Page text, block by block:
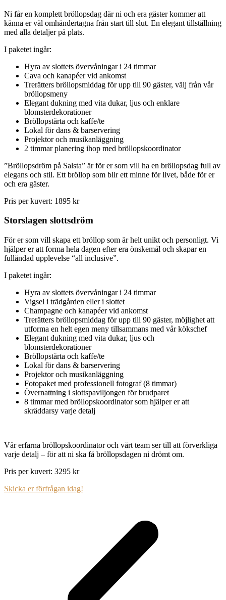
Ni får en komplett bröllopsdag där ni och era gäster kommer att
känna er väl omhändertagna från start till slut. En elegant tillställning
med alla detaljer på plats.
I paketet ingår:
Hyra av slottets övervåningar i 24 timmar
Cava och kanapéer vid ankomst
Trerätters bröllopsmiddag för upp till 90 gäster, välj från vår
bröllopsmeny
Elegant dukning med vita dukar, ljus och enklare
blomsterdekorationer
Bröllopstårta och kaffe/te
Lokal för dans & barservering
Projektor och musikanläggning
2 timmar planering ihop med bröllopskoordinator
”Bröllopsdröm på Salsta” är för er som vill ha en bröllopsdag full av
elegans och stil. Ett bröllop som blir ett minne för livet, både för er
och era gäster.
Pris per kuvert: 1895 kr
Storslagen slottsdröm
För er som vill skapa ett bröllop som är helt unikt och personligt. Vi
hjälper er att forma hela dagen efter era önskemål och skapar en
fulländad upplevelse “all inclusive”.
I paketet ingår:
Hyra av slottets övervåningar i 24 timmar
Vigsel i trädgården eller i slottet
Champagne och kanapéer vid ankomst
Trerätters bröllopsmiddag för upp till 90 gäster, möjlighet att
utforma en helt egen meny tillsammans med vår kökschef
Elegant dukning med vita dukar, ljus och
blomsterdekorationer
Bröllopstårta och kaffe/te
Lokal för dans & barservering
Projektor och musikanläggning
Fotopaket med professionell fotograf (8 timmar)
Övernattning i slottspaviljongen för brudparet
8 timmar med bröllopskoordinator som hjälper er att
skräddarsy varje detalj
Vår erfarna bröllopskoordinator och vårt team ser till att förverkliga
varje detalj – för att ni ska få bröllopsdagen ni drömt om.
Pris per kuvert: 3295 kr
Skicka er förfrågan idag!